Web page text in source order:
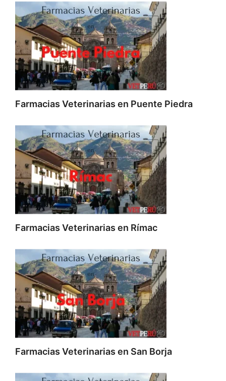
Farmacias Veterinarias en Puente Piedra
Farmacias Veterinarias en Rímac
Farmacias Veterinarias en San Borja